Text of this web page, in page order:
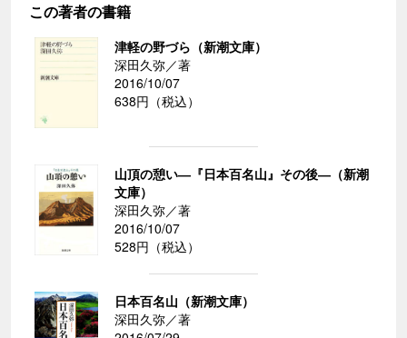
この著者の書籍
津軽の野づら（新潮文庫）
深田久弥／著
2016/10/07
638円（税込）
山頂の憩い―『日本百名山』その後―（新潮
文庫）
深田久弥／著
2016/10/07
528円（税込）
日本百名山（新潮文庫）
深田久弥／著